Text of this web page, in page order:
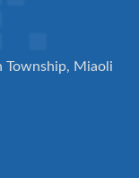
Township, Miaoli